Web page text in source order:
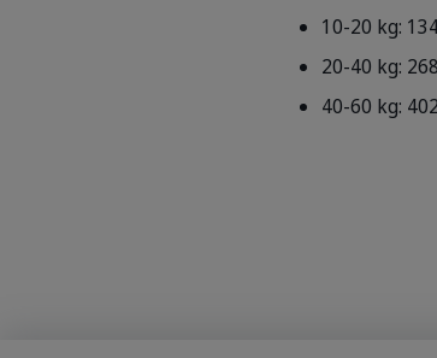
10-20 kg:
20-40 kg:
40-60 kg: